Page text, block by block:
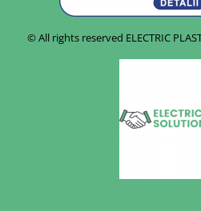
© All rights reserved ELECTRIC